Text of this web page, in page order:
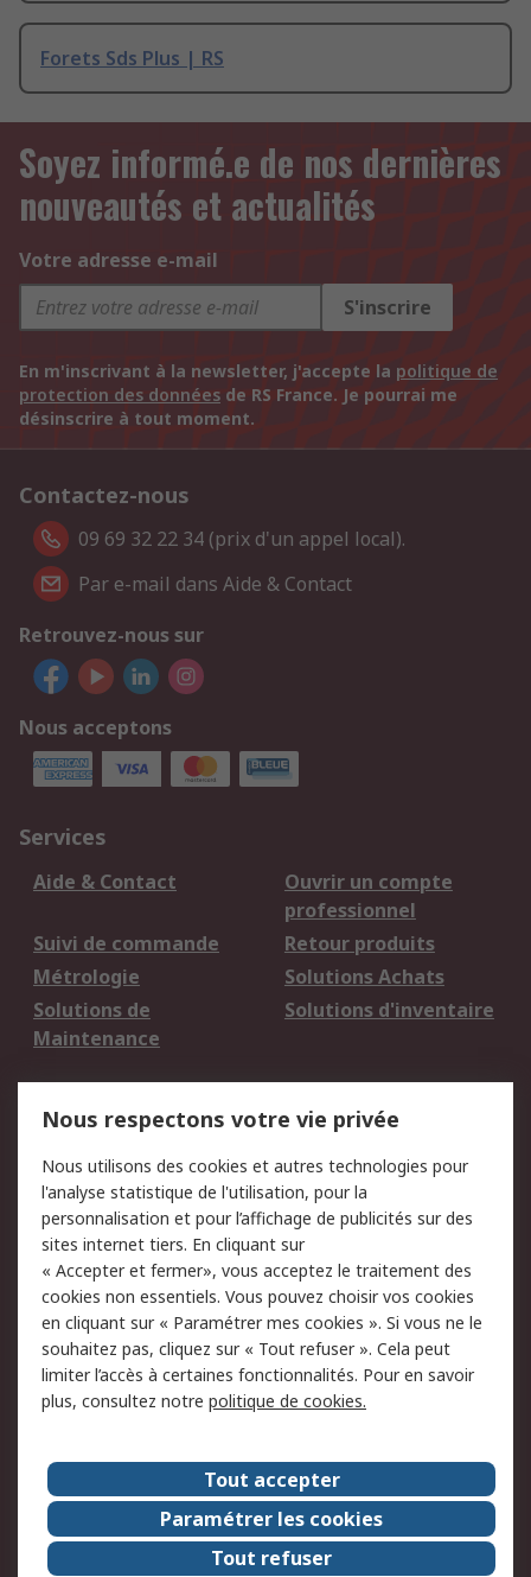
Forets Sds Plus | RS
Soyez informé.e de nos dernières
nouveautés et actualités
Votre adresse e-mail
S'inscrire
En m'inscrivant à la newsletter, j'accepte la politique de
protection des données de RS France. Je pourrai me
désinscrire à tout moment.
Contactez-nous
09 69 32 22 34 (prix d'un appel local).
Par e-mail dans Aide & Contact
Retrouvez-nous sur
Nous acceptons
Services
Aide & Contact
Ouvrir un compte
professionnel
Suivi de commande
Retour produits
Métrologie
Solutions Achats
Solutions de
Maintenance
Solutions d'inventaire
du site
Politique de protection
des données - Mise à
jour
Sécurité des E-mails
Conditions générales
de vente
Politique anti-
corruption
Campagnes marketing
A propos de RS
A propos de RS France
Evénements
Le groupe RS Group Plc
Presse
RS dans le monde
Démarche RSE
Nous rejoindre
RS Particuliers
Nous respectons votre vie privée
Nous utilisons des cookies et autres technologies pour
l'analyse statistique de l'utilisation, pour la
personnalisation et pour l’affichage de publicités sur des
sites internet tiers. En cliquant sur
« Accepter et fermer», vous acceptez le traitement des
cookies non essentiels. Vous pouvez choisir vos cookies
en cliquant sur « Paramétrer mes cookies ». Si vous ne le
souhaitez pas, cliquez sur « Tout refuser ». Cela peut
limiter l’accès à certaines fonctionnalités. Pour en savoir
plus, consultez notre politique de cookies.
Tout accepter
Paramétrer les cookies
Tout refuser